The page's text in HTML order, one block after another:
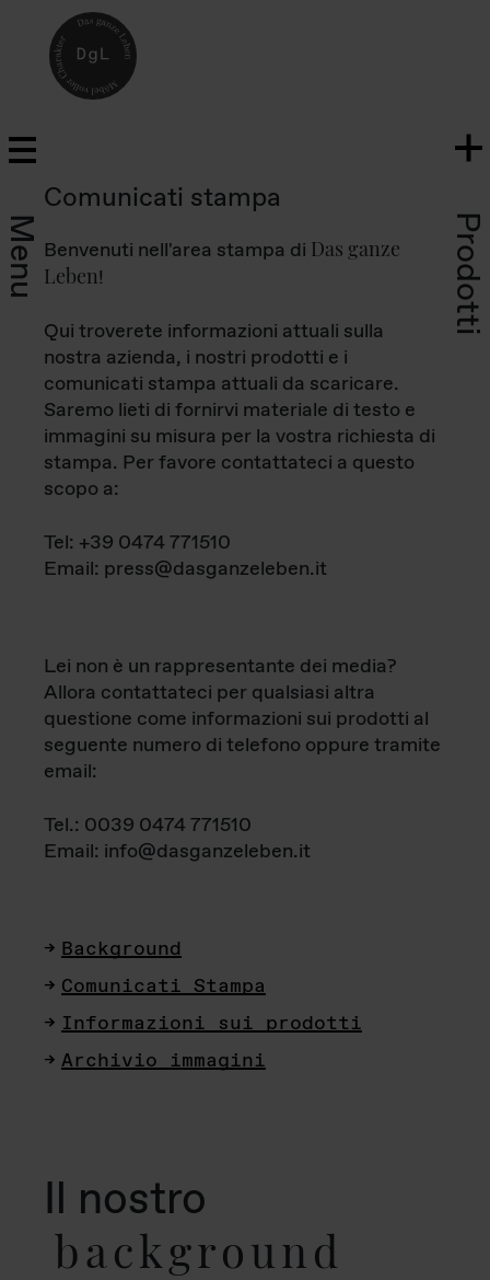
Menu Prodotti
Comunicati stampa
Benvenuti nell'area stampa di Das ganze
Leben!
Qui troverete informazioni attuali sulla
nostra azienda, i nostri prodotti e i
comunicati stampa attuali da scaricare.
Saremo lieti di fornirvi materiale di testo e
immagini su misura per la vostra richiesta di
stampa. Per favore contattateci a questo
scopo a:
Tel: +39 0474 771510
Email: press@dasganzeleben.it
Lei non è un rappresentante dei media?
Allora contattateci per qualsiasi altra
questione come informazioni sui prodotti al
seguente numero di telefono oppure tramite
email:
Tel.: 0039 0474 771510
Email: info@dasganzeleben.it
Background
Comunicati Stampa
Informazioni sui prodotti
Archivio immagini
Il nostro
background